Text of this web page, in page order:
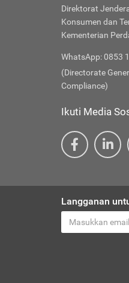
Direktorat
Konsumen dan
Kementerian
WhatsApp: 0853
(Directorate
Compliance)
Ikuti Media
Langganan